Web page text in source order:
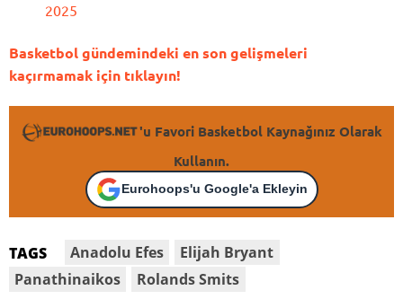
2025
Basketbol gündemindeki en son gelişmeleri
kaçırmamak için tıklayın!
'u Favori Basketbol Kaynağınız Olarak
Kullanın.
Eurohoops'u Google'a Ekleyin
TAGS Anadolu Efes
Elijah Bryant
Panathinaikos
Rolands Smits